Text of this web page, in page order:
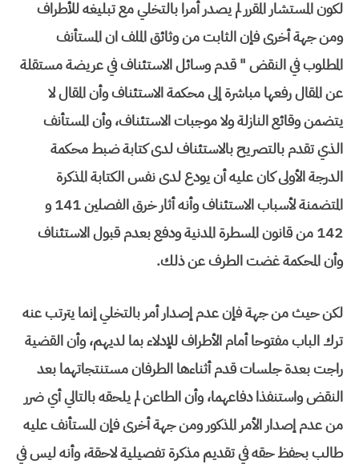
لكون المستشار المقرر لم يصدر أمرا بالتخلي مع تبليغه للأطراف
ومن جهة أخرى فإن الثابت من وثائق الملف ان المستأنف
المطلوب في النقض " قدم وسائل الاستئناف في عريضة مستقلة
عن المقال رفعها مباشرة إلى محكمة الاستئناف وأن المقال لا
يتضمن وقائع النازلة ولا موجبات الاستئناف، وأن المستأنف
الذي تقدم بالتصريح بالاستئناف لدى كتابة ضبط محكمة
الدرجة الأولى كان عليه أن يودع لدى نفس الكتابة المذكرة
المتضمنة لأسباب الاستئناف وأنه أثار خرق الفصلين 141 و
142 من قانون المسطرة المدنية ودفع بعدم قبول الاستئناف
وأن المحكمة غضت الطرف عن ذلك.
لكن حيث من جهة فإن عدم إصدار أمر بالتخلي إنما يترتب عنه
ترك الباب مفتوحا أمام الأطراف للإدلاء بما لديهم، وأن القضية
راجت بعدة جلسات قدم أثناءها الطرفان مستنتجاتهما بعد
النقض واستنفذا دفاعهما، وأن الطاعن لم يلحقه بالتالي أي ضرر
من عدم إصدار الأمر المذكور ومن جهة أخرى فإن المستأنف عليه
طالب بحفظ حقه في تقديم مذكرة تفصيلية لاحقة، وأنه ليس في